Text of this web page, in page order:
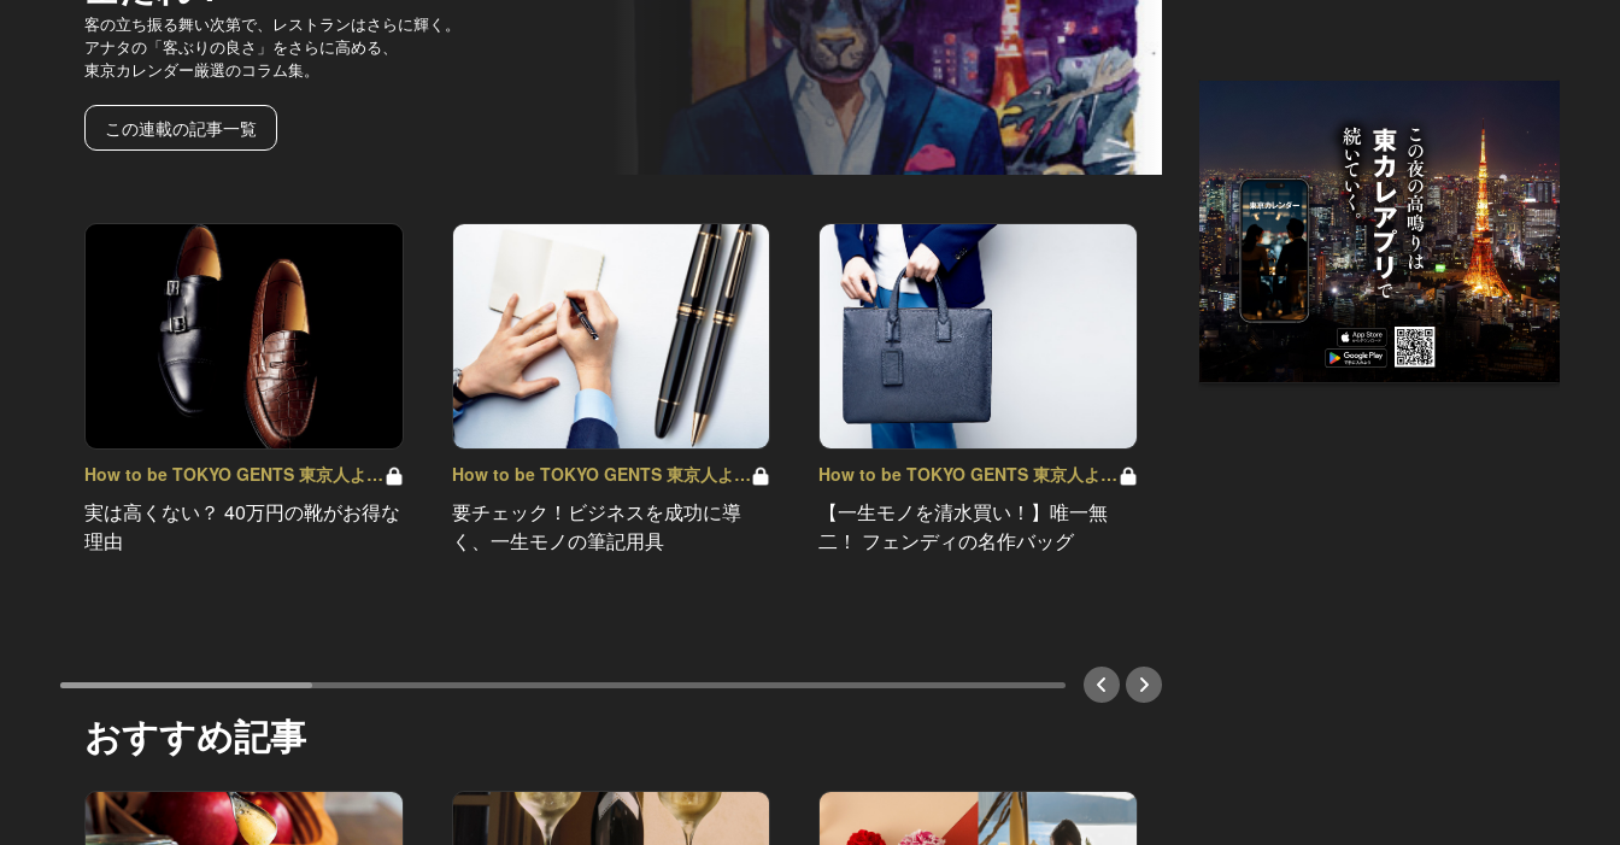
客の立ち振る舞い次第で、レストランはさらに輝く。
アナタの「客ぶりの良さ」をさらに高める、
東京カレンダー厳選のコラム集。
この連載の記事一覧
How to be TOKYO GENTS 東京人よ、
紳士たれ！ Vol.23
実は高くない？ 40万円の靴がお得な
理由
How to be TOKYO GENTS 東京人よ、
要チェック！ビジネスを成功に導
く、一生モノの筆記用具
How to be TOKYO GENTS 東京人よ、
紳士たれ！ Vol.21
【一生モノを清水買い！】唯一無
二！ フェンディの名作バッグ
おすすめ記事